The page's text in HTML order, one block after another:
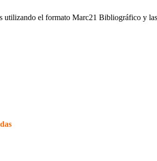
utilizando el formato Marc21 Bibliográfico y